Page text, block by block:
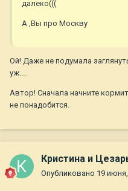
далеко(((
А ,Вы про Москву
Ой! Даже не подумала
уж....
Автор! Сначала начните
не понадобится.
Кристина и
Опубликовано 19